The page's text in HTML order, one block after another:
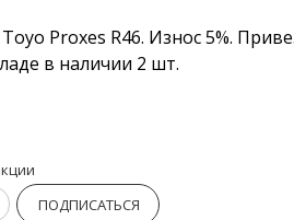
Proxes R46. Износ 5%.
в наличии 2 шт.
ПОДПИСАТЬСЯ